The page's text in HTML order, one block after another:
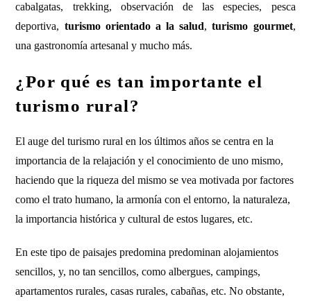
cabalgatas, trekking, observación de las especies, pesca
deportiva, turismo orientado a la salud,turismo gourmet,
una gastronomía artesanal y mucho más.
¿Por qué es tan importante el
turismo rural?
El auge del turismo rural en los últimos años se centra en la
importancia de la relajación y el conocimiento de uno mismo,
haciendo que la riqueza del mismo se vea motivada por factores
como el trato humano, la armonía con el entorno, la naturaleza,
la importancia histórica y cultural de estos lugares, etc.
En este tipo de paisajes predomina predominan alojamientos
sencillos, y, no tan sencillos, como albergues, campings,
apartamentos rurales, casas rurales, cabañas, etc. No obstante,